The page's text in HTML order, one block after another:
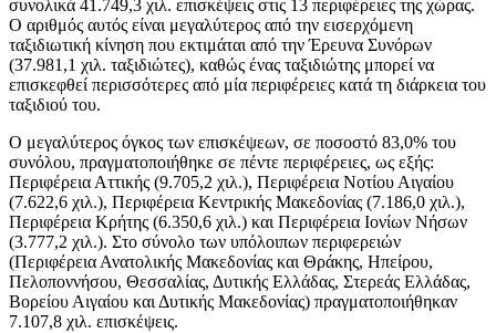
συνολικά 41.749,3 χιλ. επισκέψεις στις 13 περιφέρειες της χώρας.
Ο αριθμός αυτός είναι μεγαλύτερος από την εισερχόμενη
ταξιδιωτική κίνηση που εκτιμάται από την Έρευνα Συνόρων
(37.981,1 χιλ. ταξιδιώτες), καθώς ένας ταξιδιώτης μπορεί να
επισκεφθεί περισσότερες από μία περιφέρειες κατά τη διάρκεια του
ταξιδιού του.
Ο μεγαλύτερος όγκος των επισκέψεων, σε ποσοστό 83,0% του
συνόλου, πραγματοποιήθηκε σε πέντε περιφέρειες, ως εξής:
Περιφέρεια Αττικής (9.705,2 χιλ.), Περιφέρεια Νοτίου Αιγαίου
(7.622,6 χιλ.), Περιφέρεια Κεντρικής Μακεδονίας (7.186,0 χιλ.),
Περιφέρεια Κρήτης (6.350,6 χιλ.) και Περιφέρεια Ιονίων Νήσων
(3.777,2 χιλ.). Στο σύνολο των υπόλοιπων περιφερειών
(Περιφέρεια Ανατολικής Μακεδονίας και Θράκης, Ηπείρου,
Πελοποννήσου, Θεσσαλίας, Δυτικής Ελλάδας, Στερεάς Ελλάδας,
Βορείου Αιγαίου και Δυτικής Μακεδονίας) πραγματοποιήθηκαν
7.107,8 χιλ. επισκέψεις.